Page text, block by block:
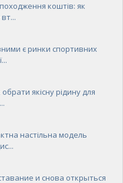
коштів: як
є ринки спортивних
якісну рідину для
настільна модель
и снова открыться